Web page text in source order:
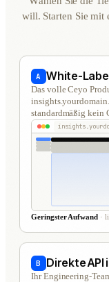
will. Starten Sie mit
A White-
Das volle Ceyo
standardmäßig kein
Geringster Aufwand ·
B Direkte API
Ihr Engineering-